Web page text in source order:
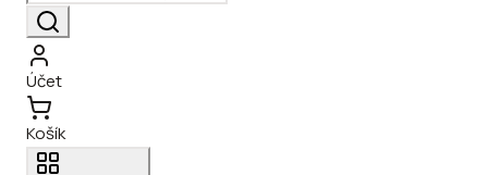
Účet
Košík